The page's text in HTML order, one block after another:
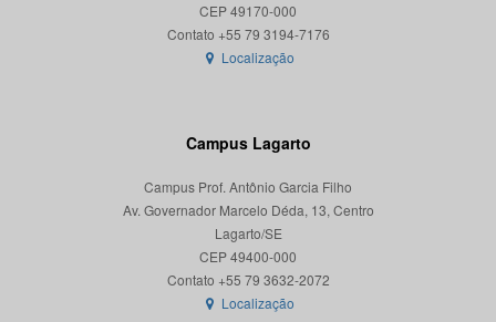
CEP 49170-000
Localização
Campus Lagarto
Campus Prof. Antônio Garcia Filho
Av. Governador Marcelo Déda, 13, Centro
Lagarto/SE
CEP 49400-000
Localização